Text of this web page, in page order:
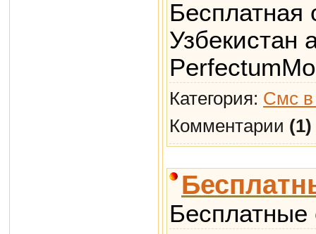
Бесплатная
Узбекистан
Категория: Смс
Комментарии (1)
Бесплатные